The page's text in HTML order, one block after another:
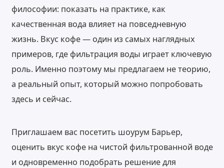
философии: показать на практике, как
качественная вода влияет на повседневную
жизнь. Вкус кофе — один из самых наглядных
примеров, где фильтрация воды играет ключевую
роль. Именно поэтому мы предлагаем не теорию,
а реальный опыт, который можно попробовать
здесь и сейчас.
Приглашаем вас посетить шоурум Барьер,
оценить вкус кофе на чистой фильтрованной воде
и одновременно подобрать решение для